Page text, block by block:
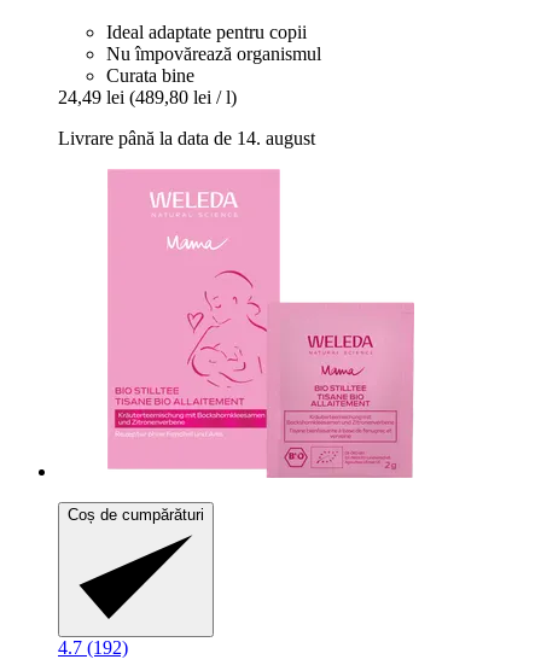
Ideal adaptate pentru copii
Nu împovărează organismul
Curata bine
24,49 lei (489,80 lei / l)
Livrare până la data de 14. august
Coș de cumpărături
4.7 (192)